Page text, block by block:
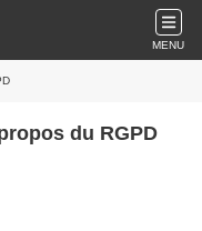
MENU
du RGPD